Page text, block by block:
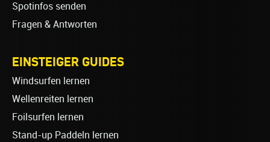
Spotinfos senden
Fragen & Antworten
EINSTEIGER GUIDES
Windsurfen lernen
Wellenreiten lernen
Foilsurfen lernen
Stand-up Paddeln lernen